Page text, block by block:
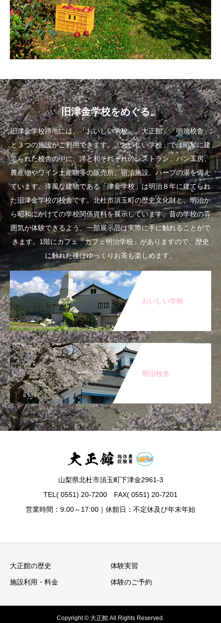
旧津金学校をめぐる。
旧津金学校跡地には、「おいしい学校」「大正館」「明治校舎」
と３つの施設がご利用できます。「おいしい学校」では昭和に建
てられた校舎の中に、洋と和それぞれのレストラン、パン工房、
農産物やワイン土産物等の販売所、宿泊施設、ハーブの湯を備え
ています。洋風な建物である「津金学校」は明治８年に建てられ
た旧津金学校の校舎です。北杜市須玉町の歴史文化財と、明治か
ら昭和にかけての学校関係資料を展示しています。昔の学校の雰
囲気が体験できるよう、一部展示品は実際に手に触れることがで
きます。1階にカフェ「カフェ明治学校」がありますので、歴史
に触れた後はゆっくりお茶も楽しめます。
おいしい学校
明治校舎
山梨県北杜市須玉町下津金2961-3
TEL( 0551) 20-7200 FAX( 0551) 20-7201
営業時間：9:00～17:00｜休館日：不定休及び年末年始
大正館の歴史 体験実習
施設利用・料金 体験のご予約
Copyright © 大正館 All Rights Reserved.